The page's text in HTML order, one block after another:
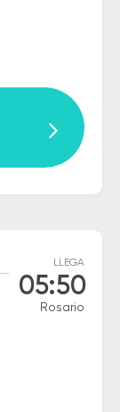
LLEGA
05:50
Rosario